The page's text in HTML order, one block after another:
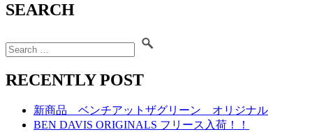
SEARCH
RECENTLY POST
新商品 ベンチアットザグリーン オリジナル
BEN DAVIS ORIGINALS フリース入荷！！